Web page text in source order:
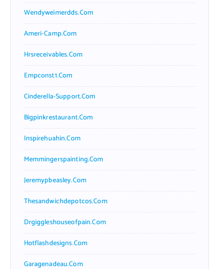
Wendyweimerdds.com
Ameri-Camp.com
Hrsreceivables.com
Empconst1.com
Cinderella-Support.com
Bigpinkrestaurant.com
Inspirehuahin.com
Memmingerspainting.com
Jeremypbeasley.com
Thesandwichdepotcos.com
Drgiggleshouseofpain.com
Hotflashdesigns.com
Garagenadeau.com